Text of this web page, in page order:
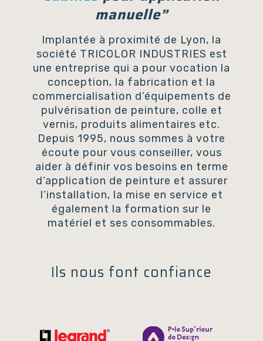
manuelle”
Implantée à proximité de Lyon, la
société TRICOLOR INDUSTRIES est
une entreprise qui a pour vocation la
conception, la fabrication et la
commercialisation d’équipements de
pulvérisation de peinture, colle et
vernis, produits alimentaires etc.
Depuis 1995, nous sommes à votre
écoute pour vous conseiller, vous
aider à définir vos besoins en terme
d’application de peinture et assurer
l’installation, la mise en service et
également la formation sur le
matériel et ses consommables.
Ils nous font confiance